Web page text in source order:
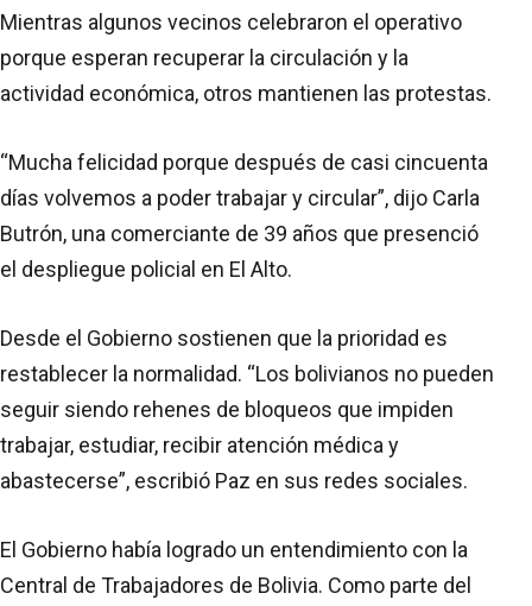
Mientras algunos vecinos celebraron el operativo
porque esperan recuperar la circulación y la
actividad económica, otros mantienen las protestas.
“Mucha felicidad porque después de casi cincuenta
días volvemos a poder trabajar y circular”, dijo Carla
Butrón, una comerciante de 39 años que presenció
el despliegue policial en El Alto.
Desde el Gobierno sostienen que la prioridad es
restablecer la normalidad. “Los bolivianos no pueden
seguir siendo rehenes de bloqueos que impiden
trabajar, estudiar, recibir atención médica y
abastecerse”, escribió Paz en sus redes sociales.
El Gobierno había logrado un entendimiento con la
Central de Trabajadores de Bolivia. Como parte del